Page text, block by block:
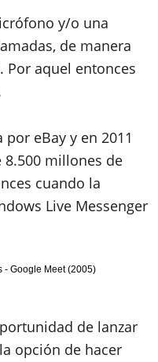
y/o una
de manera
Por aquel entonces
eBay y en 2011
millones de
cuando la
Live Messenger
- Google Meet (2005)
de lanzar
opción de hacer